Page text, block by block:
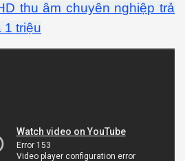
thu âm chuyên nghiệp trả
1 triệu